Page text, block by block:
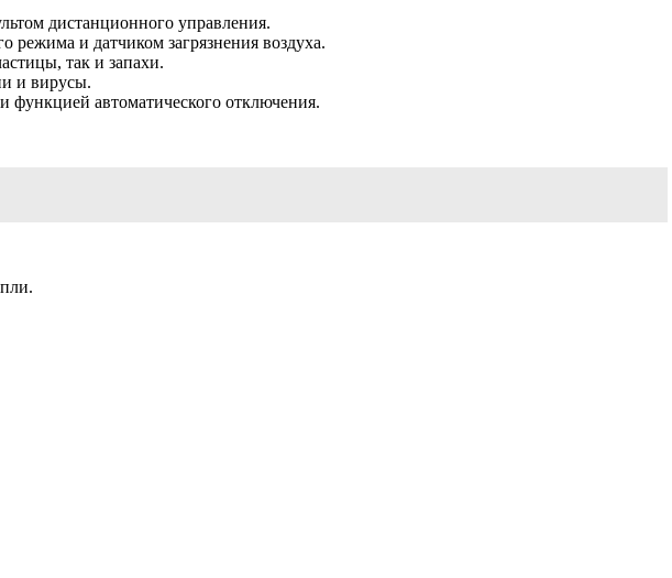
дистанционного управления.
режима и датчиком загрязнения воздуха.
так и запахи.
и вирусы.
функцией автоматического отключения.